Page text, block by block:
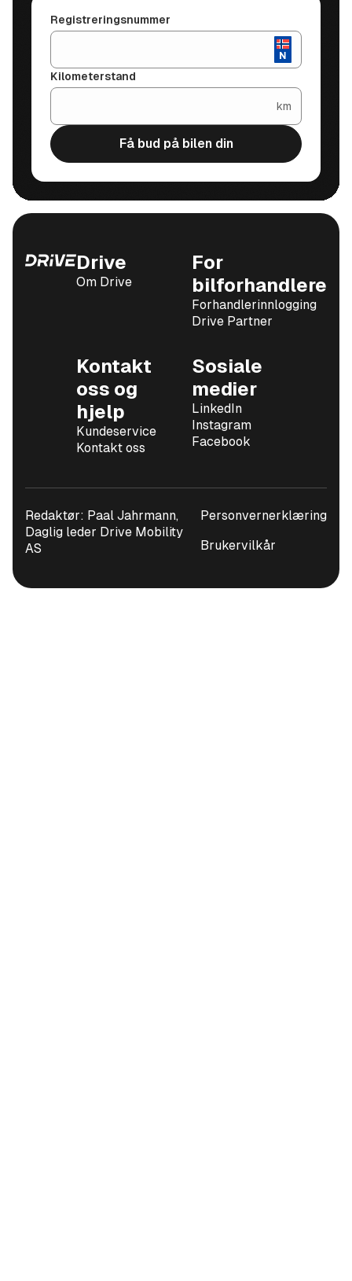
Registreringsnummer
Kilometerstand
km
Få bud på bilen din
Drive
Om Drive
For
bilforhandlere
Forhandlerinnlogging
Drive Partner
Kontakt
oss og
hjelp
Kundeservice
Kontakt oss
Sosiale
medier
LinkedIn
Instagram
Facebook
Redaktør: Paal Jahrmann,
Daglig leder Drive Mobility
AS
Personvernerklæring
Brukervilkår